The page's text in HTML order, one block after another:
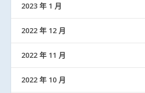
2023 年 1 月
2022 年 12 月
2022 年 11 月
2022 年 10 月